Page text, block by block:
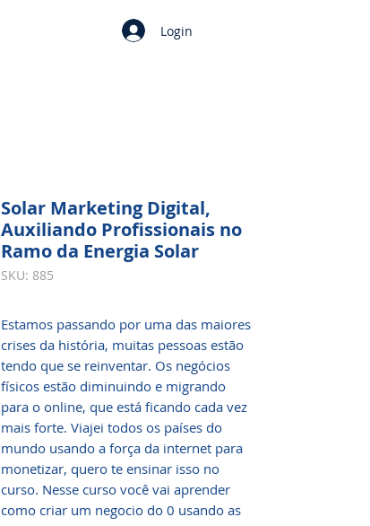
Login
Solar Marketing Digital,
Auxiliando Profissionais no
Ramo da Energia Solar
SKU: 885
Estamos passando por uma das maiores
crises da história, muitas pessoas estão
tendo que se reinventar. Os negócios
físicos estão diminuindo e migrando
para o online, que está ficando cada vez
mais forte. Viajei todos os países do
mundo usando a força da internet para
monetizar, quero te ensinar isso no
curso. Nesse curso você vai aprender
como criar um negocio do 0 usando as